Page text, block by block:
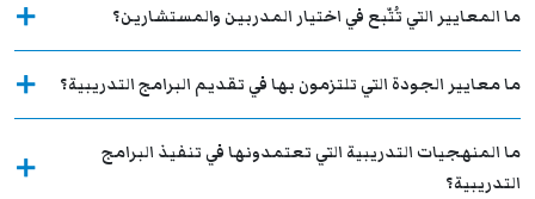
ما المعايير التي تُتّبع في اختيار المدربين والمستشارين؟
ما معايير الجودة التي تلتزمون بها في تقديم البرامج التدريبية؟
ما المنهجيات التدريبية التي تعتمدونها في تنفيذ البرامج
التدريبية؟